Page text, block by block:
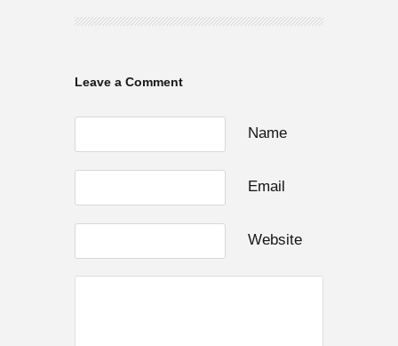
Leave a Comment
Name
Email
Website